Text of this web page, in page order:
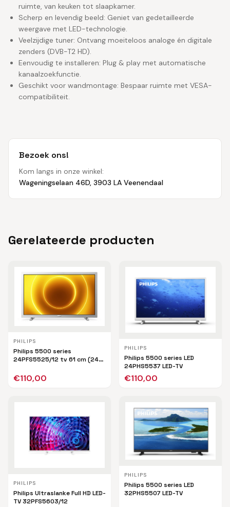
ruimte, van keuken tot slaapkamer.
Scherp en levendig beeld: Geniet van gedetailleerde
weergave met LED-technologie.
Veelzijdige tuner: Ontvang moeiteloos analoge én digitale
zenders (DVB-T2 HD).
Eenvoudig te installeren: Plug & play met automatische
kanaalzoekfunctie.
Geschikt voor wandmontage: Bespaar ruimte met VESA-
compatibiliteit.
Bezoek ons!
Kom langs in onze winkel:
Wageningselaan 46D, 3903 LA Veenendaal
Gerelateerde producten
PHILIPS
Philips 5500 series
24PFS5525/12 tv 61 cm (24")
€110,00
PHILIPS
Philips 5500 series LED
24PHS5537 LED-TV
€110,00
PHILIPS
Philips Ultraslanke Full HD LED-
TV 32PFS5603/12
PHILIPS
Philips 5500 series LED
32PHS5507 LED-TV